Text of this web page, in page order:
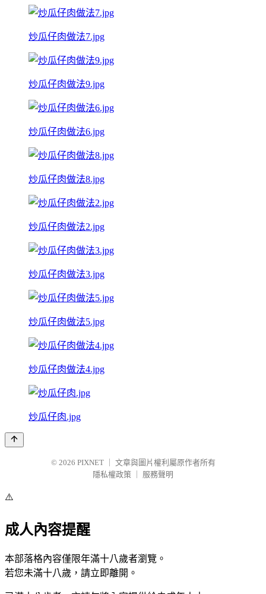
炒瓜仔肉做法7.jpg
炒瓜仔肉做法9.jpg
炒瓜仔肉做法6.jpg
炒瓜仔肉做法8.jpg
炒瓜仔肉做法2.jpg
炒瓜仔肉做法3.jpg
炒瓜仔肉做法5.jpg
炒瓜仔肉做法4.jpg
炒瓜仔肉.jpg
© 2026 PIXNET
文章與圖片權利屬原作者所有
隱私權政策
服務聲明
⚠️
成人內容提醒
本部落格內容僅限年滿十八歲者瀏覽。
若您未滿十八歲，請立即離開。